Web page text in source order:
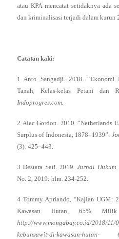
atau KPA mencatat setidaknya ada
dan kriminalisasi terjadi dalam kurun
Catatan kaki:
1 Anto Sangadji. 2018. “Ekonomi
Tanah, Kelas-kelas Petani dan
Indoprogres.com.
2 Alec Gordon. 2010. “Netherlands
Surplus of Indonesia, 1878–1939”.
(3): 425–443.
3 Destara Sati. 2019.Jurnal Hukum
No. 2, 2019: hlm. 234-252.
4 Tommy Apriando, “Kajian UGM:
Kawasan Hutan, 65% Milik
http://www.mongabay.co.id/2018/
kebunsawit-di-kawasan-hutan- 65-